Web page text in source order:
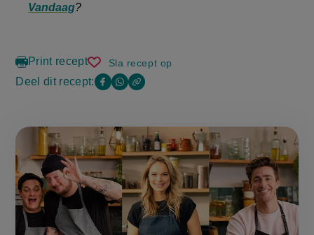
Vandaag?
Print recept Sla recept op
harissa-
zalm
met
en
platbrood
Deel dit recept:
Deel
pagina
op
Facebook
(opent
in
nieuw
Deel
pagina
op
WhatsApp
(opent
in
nieuw
Copy
of
this
page